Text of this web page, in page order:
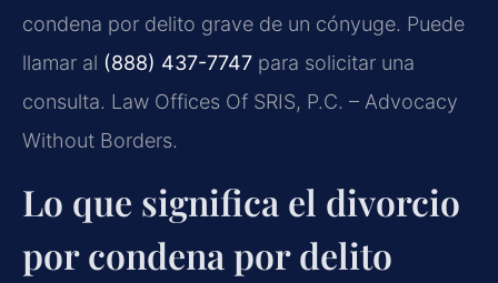
condena por delito grave de un cónyuge. Puede
llamar al (888) 437-7747 para solicitar una
consulta. Law Offices Of SRIS, P.C. – Advocacy
Without Borders.
Lo que significa el divorcio
por condena por delito